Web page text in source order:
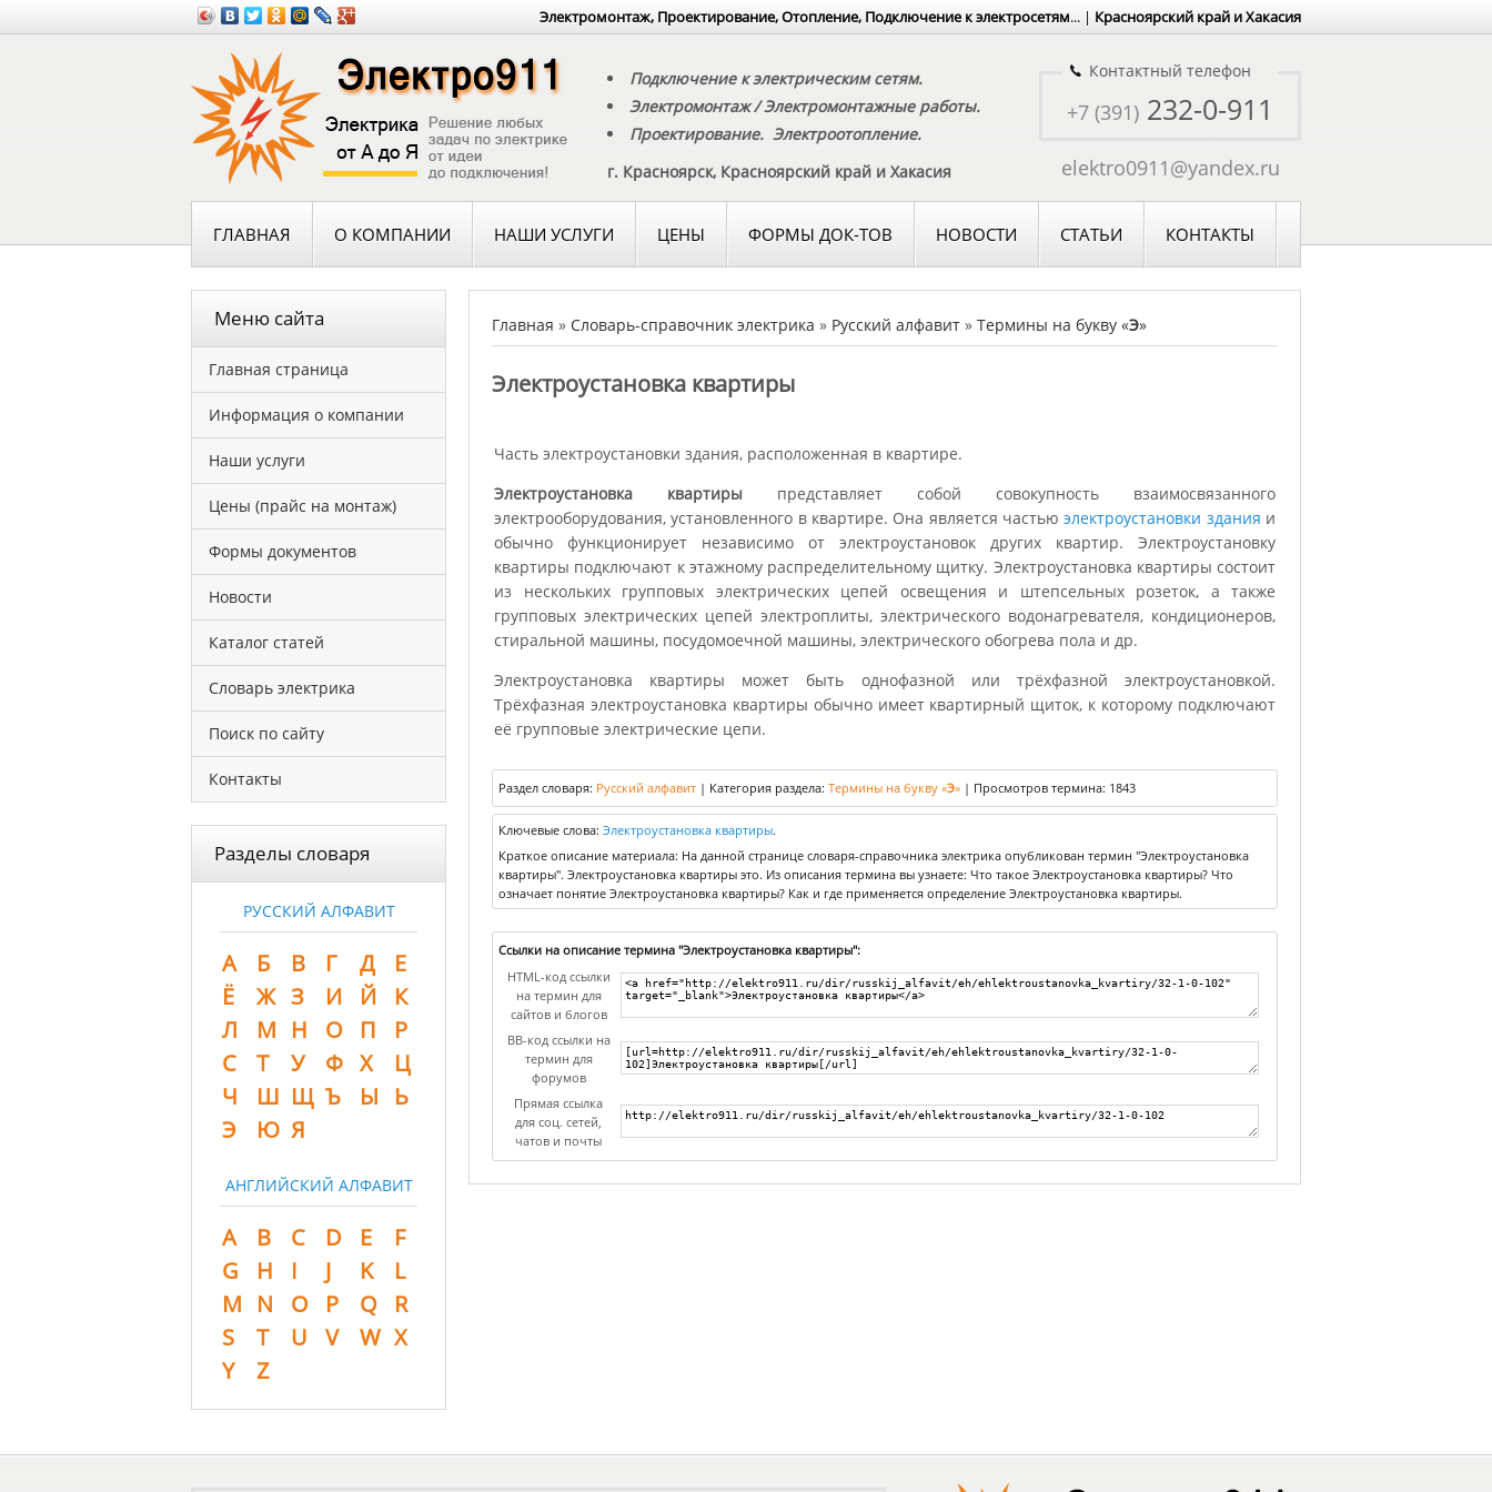
Электромонтаж, Проектирование, Отопление, Подключение к электросетям... | Красноярский край и Хакасия
Подключение к электрическим сетям.
Электромонтаж / Электромонтажные работы.
Проектирование. Электроотопление.
г. Красноярск, Красноярский край и Хакасия
Контактный телефон
+7 (391) 232-0-911
elektro0911@yandex.ru
ГЛАВНАЯ О КОМПАНИИ НАШИ УСЛУГИ ЦЕНЫ ФОРМЫ ДОК-ТОВ НОВОСТИ СТАТЬИ КОНТАКТЫ
Меню сайта
Главная страница
Информация о компании
Наши услуги
Цены (прайс на монтаж)
Формы документов
Новости
Каталог статей
Словарь электрика
Поиск по сайту
Контакты
Разделы словаря
РУССКИЙ АЛФАВИТ
А Б В Г Д
Е
Ё
Ж З И Й
К
Л
М Н О П
Р
С
Т У Ф Х
Ц
Ч
Ш Щ Ъ Ы
Ь
Э
Ю Я
АНГЛИЙСКИЙ АЛФАВИТ
A B C D E
F
G
H I J K
L
M N O P Q
R
S
T U V W X
Y
Z
Главная » Словарь-справочник электрика » Русский алфавит » Термины на букву «Э»
Электроустановка квартиры
Часть электроустановки здания, расположенная в квартире.
Электроустановка квартиры представляет собой совокупность взаимосвязанного
электрооборудования, установленного в квартире. Она является частьюэлектроустановки здания и
обычно функционирует независимо от электроустановок других квартир. Электроустановку
квартиры подключают к этажному распределительному щитку. Электроустановка квартиры состоит
из нескольких групповых электрических цепей освещения и штепсельных розеток, а также
групповых электрических цепей электроплиты, электрического водонагревателя, кондиционеров,
стиральной машины, посудомоечной машины, электрического обогрева пола и др.
Электроустановка квартиры может быть однофазной или трёхфазной электроустановкой.
Трёхфазная электроустановка квартиры обычно имеет квартирный щиток, к которому подключают
её групповые электрические цепи.
Раздел словаря: Русский алфавит | Категория раздела: Термины на букву «Э» | Просмотров термина: 1843
Ключевые слова: Электроустановка квартиры.
Краткое описание материала: На данной странице словаря-справочника электрика опубликован термин "Электроустановка
квартиры". Электроустановка квартиры это. Из описания термина вы узнаете: Что такое Электроустановка квартиры? Что
означает понятие Электроустановка квартиры? Как и где применяется определение Электроустановка квартиры.
Ссылки на описание термина "Электроустановка квартиры":
HTML-код ссылки
на термин для
сайтов и блогов
BB-код ссылки на
термин для
форумов
Прямая ссылка
для соц. сетей,
чатов и почты